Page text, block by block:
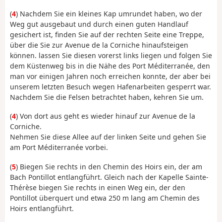
(4) Nachdem Sie ein kleines Kap umrundet haben, wo der
Weg gut ausgebaut und durch einen guten Handlauf
gesichert ist, finden Sie auf der rechten Seite eine Treppe,
über die Sie zur Avenue de la Corniche hinaufsteigen
können. lassen Sie diesen vorerst links liegen und folgen Sie
dem Küstenweg bis in die Nähe des Port Méditerranée, den
man vor einigen Jahren noch erreichen konnte, der aber bei
unserem letzten Besuch wegen Hafenarbeiten gesperrt war.
Nachdem Sie die Felsen betrachtet haben, kehren Sie um.
(4) Von dort aus geht es wieder hinauf zur Avenue de la
Corniche.
Nehmen Sie diese Allee auf der linken Seite und gehen Sie
am Port Méditerranée vorbei.
(5) Biegen Sie rechts in den Chemin des Hoirs ein, der am
Bach Pontillot entlangführt. Gleich nach der Kapelle Sainte-
Thérèse biegen Sie rechts in einen Weg ein, der den
Pontillot überquert und etwa 250 m lang am Chemin des
Hoirs entlangführt.